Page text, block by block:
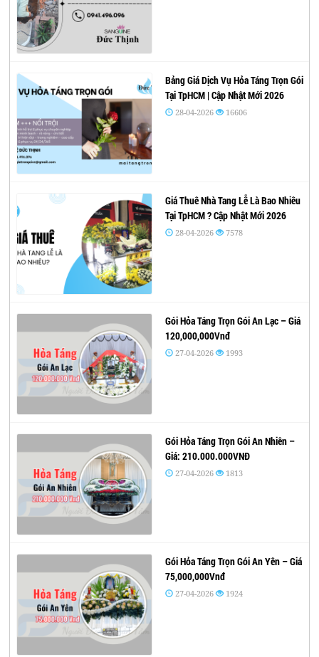
Bảng Giá Dịch Vụ Hỏa Táng Trọn Gói
Tại TpHCM | Cập Nhật Mới 2026
28-04-2026 16606
Giá Thuê Nhà Tang Lễ Là Bao Nhiêu
Tại TpHCM ? Cập Nhật Mới 2026
28-04-2026 7578
Gói Hỏa Táng Trọn Gói An Lạc – Giá
120,000,000Vnđ
27-04-2026 1993
Gói Hỏa Táng Trọn Gói An Nhiên –
Giá: 210.000.000VNĐ
27-04-2026 1813
Gói Hỏa Táng Trọn Gói An Yên – Giá
75,000,000Vnđ
27-04-2026 1924